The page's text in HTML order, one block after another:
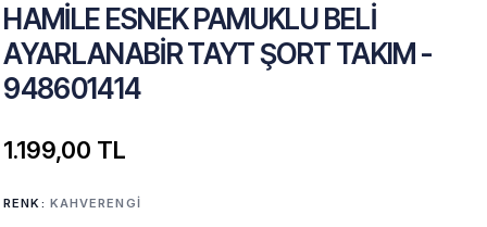
HAMILE ESNEK PAMUKLU BELI
AYARLANABIR TAYT ŞORT TAKIM -
948601414
1.199,00 TL
RENK: KAHVERENGI